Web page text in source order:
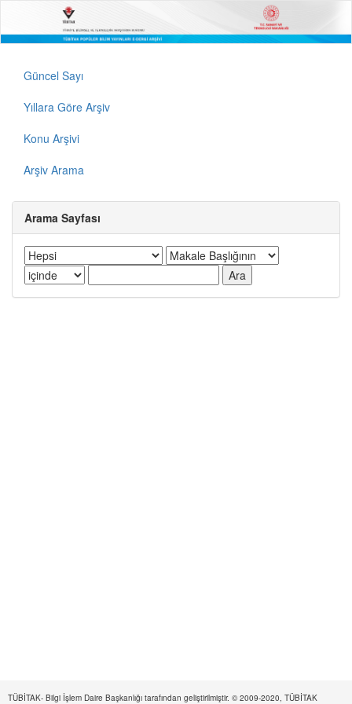
Güncel Sayı
Yıllara Göre Arşiv
Konu Arşivi
Arşiv Arama
Arama Sayfası
TÜBİTAK- Bilgi İşlem Daire Başkanlığı tarafından geliştirilmiştir. © 2009-2020, TÜBİTAK